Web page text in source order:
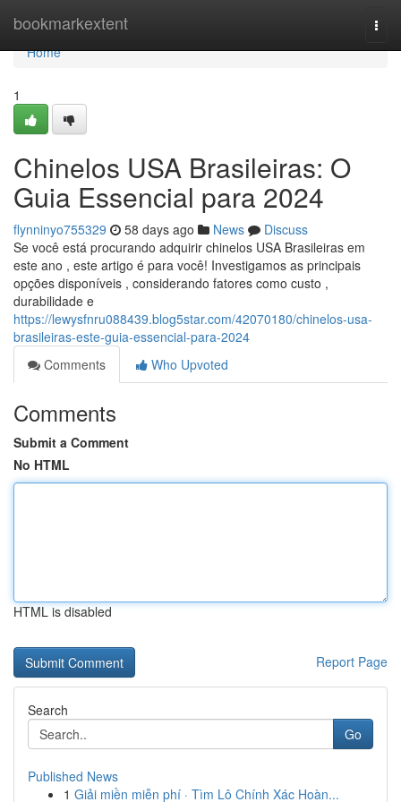
bookmarkextent
Home
Home
1
Chinelos USA Brasileiras: O
Guia Essencial para 2024
flynninyo755329 58 days ago News
Discuss
Se você está procurando adquirir chinelos USA Brasileiras em
este ano , este artigo é para você! Investigamos as principais
opções disponíveis , considerando fatores como custo ,
durabilidade e
https://lewysfnru088439.blog5star.com/42070180/chinelos-usa-
brasileiras-este-guia-essencial-para-2024
Comments
Who Upvoted
Comments
Submit a Comment
No HTML
HTML is disabled
Report Page
Search
Go
Published News
1 Giải miền miễn phí · Tìm Lô Chính Xác Hoàn...